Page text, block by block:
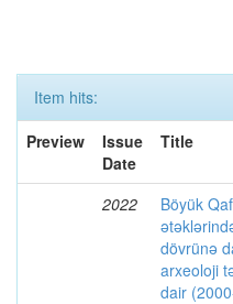
Item hits:
Preview
Issue
Date
Title
2022
Böyük
dövrünə
arxeoloji
dair